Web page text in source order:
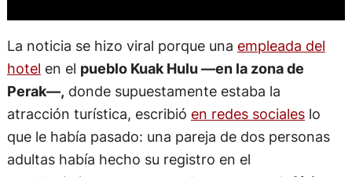
La noticia se hizo viral porque una empleada del
hotel en el pueblo Kuak Hulu —en la zona de
Perak—, donde supuestamente estaba la
atracción turística, escribió en redes socialeslo
que le había pasado: una pareja de dos personas
adultas había hecho su registro en el